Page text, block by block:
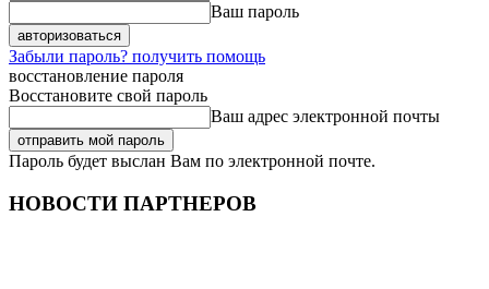
Ваш пароль
Забыли пароль? получить помощь
восстановление пароля
Восстановите свой пароль
Ваш адрес электронной почты
Пароль будет выслан Вам по электронной почте.
НОВОСТИ ПАРТНЕРОВ